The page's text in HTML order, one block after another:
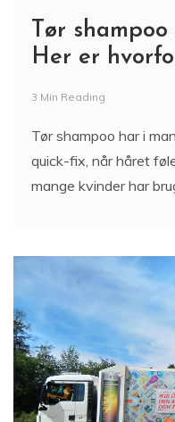
Tør
Her er
3 Min Reading
Tør shampoo har i
quick-fix, når håret
mange kvinder har